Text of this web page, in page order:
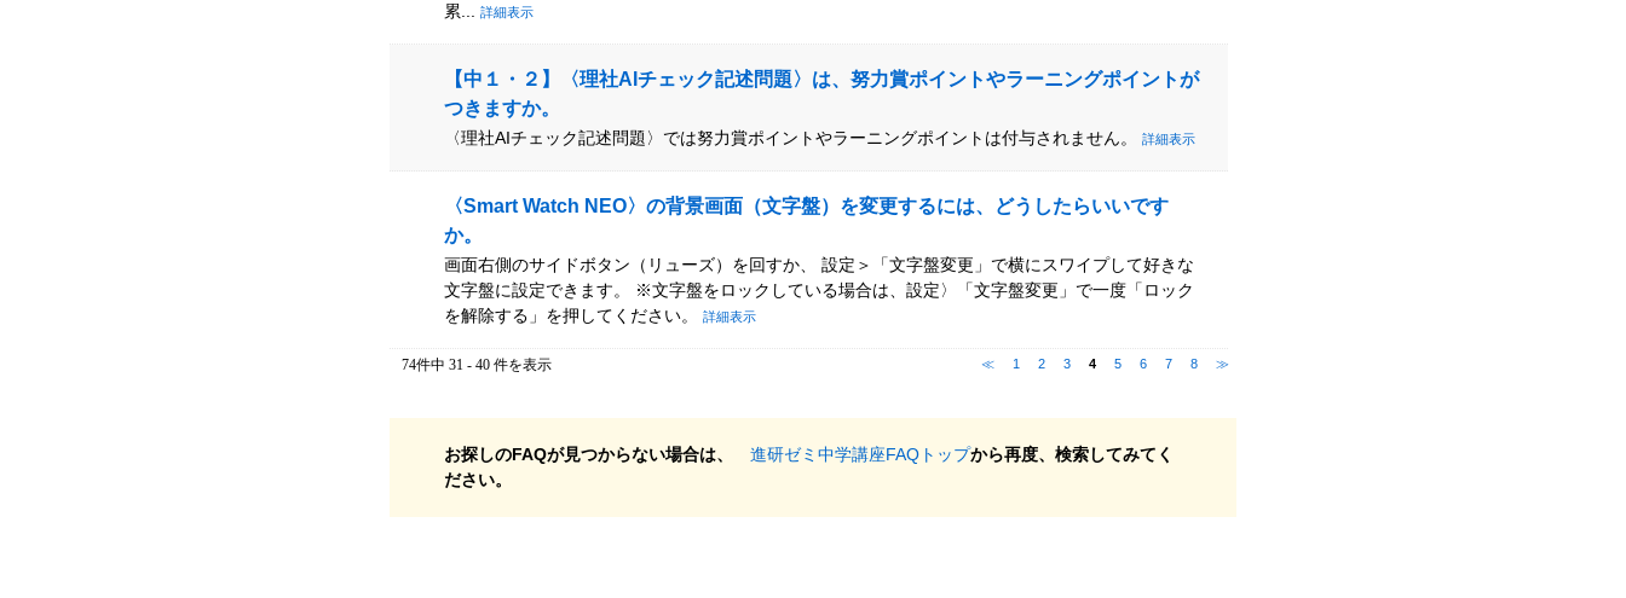
累...
詳細表示
【中１・２】〈理社AIチェック記述問題〉は、努力賞ポイントやラーニングポイントが
つきますか。
〈理社AIチェック記述問題〉では努力賞ポイントやラーニングポイントは付与されません。 詳細表示
〈Smart Watch NEO〉の背景画面（文字盤）を変更するには、どうしたらいいです
か。
画面右側のサイドボタン（リューズ）を回すか、 設定＞「文字盤変更」で横にスワイプして好きな
文字盤に設定できます。 ※文字盤をロックしている場合は、設定〉「文字盤変更」で一度「ロック
を解除する」を押してください。
詳細表示
74件中 31 - 40 件を表示 ≪ 1 2 3 4 5 6 7 8 ≫
お探しのFAQが見つからない場合は、 進研ゼミ中学講座FAQトップから再度、検索してみてく
ださい。